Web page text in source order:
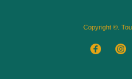
Copyright ©.